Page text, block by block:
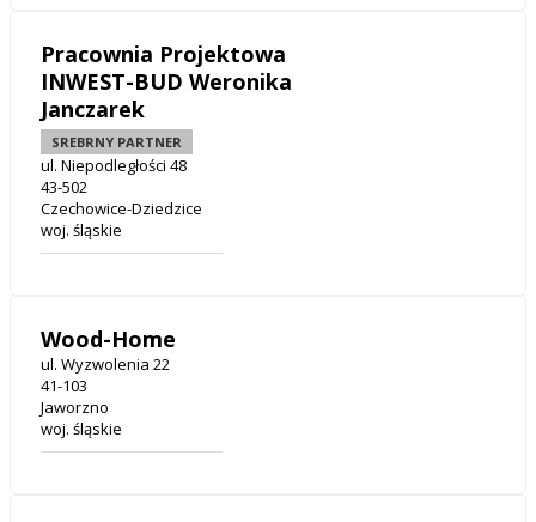
Pracownia Projektowa
INWEST-BUD Weronika
Janczarek
SREBRNY PARTNER
ul. Niepodległości 48
43-502
Czechowice-Dziedzice
woj. śląskie
Wood-Home
ul. Wyzwolenia 22
41-103
Jaworzno
woj. śląskie